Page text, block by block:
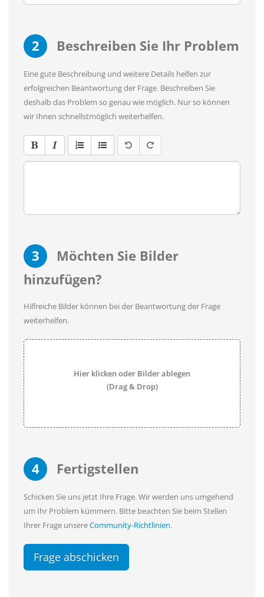
2 Beschreiben Sie Ihr Problem
Eine gute Beschreibung und weitere Details helfen zur
erfolgreichen Beantwortung der Frage. Beschreiben Sie
deshalb das Problem so genau wie möglich. Nur so können
wir Ihnen schnellstmöglich weiterhelfen.
3
Möchten Sie Bilder
hinzufügen?
Hilfreiche Bilder können bei der Beantwortung der Frage
weiterhelfen.
Hier klicken oder Bilder ablegen
(Drag & Drop)
4 Fertigstellen
Schicken Sie uns jetzt Ihre Frage. Wir werden uns umgehend
um Ihr Problem kümmern. Bitte beachten Sie beim Stellen
Ihrer Frage unsereCommunity-Richtlinien.
Frage abschicken